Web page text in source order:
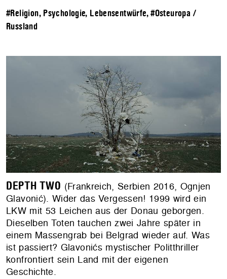
#Religion, Psychologie, Lebensentwürfe,#Osteuropa /
Russland
DEPTH TWO (Frankreich, Serbien 2016, Ognjen
Glavonić). Wider das Vergessen! 1999 wird ein
LKW mit 53 Leichen aus der Donau geborgen.
Dieselben Toten tauchen zwei Jahre später in
einem Massengrab bei Belgrad wieder auf. Was
ist passiert? Glavonićs mystischer Politthriller
konfrontiert sein Land mit der eigenen
Geschichte.